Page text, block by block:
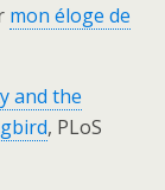
mon éloge de
and the
, PLoS